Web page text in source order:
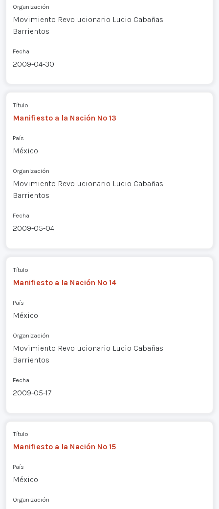
Organización
Movimiento Revolucionario Lucio Cabañas
Barrientos
Fecha
2009-04-30
Título
Manifiesto a la Nación Nº 13
País
México
Organización
Movimiento Revolucionario Lucio Cabañas
Barrientos
Fecha
2009-05-04
Título
Manifiesto a la Nación Nº 14
País
México
Organización
Movimiento Revolucionario Lucio Cabañas
Barrientos
Fecha
2009-05-17
Título
Manifiesto a la Nación Nº 15
País
México
Organización